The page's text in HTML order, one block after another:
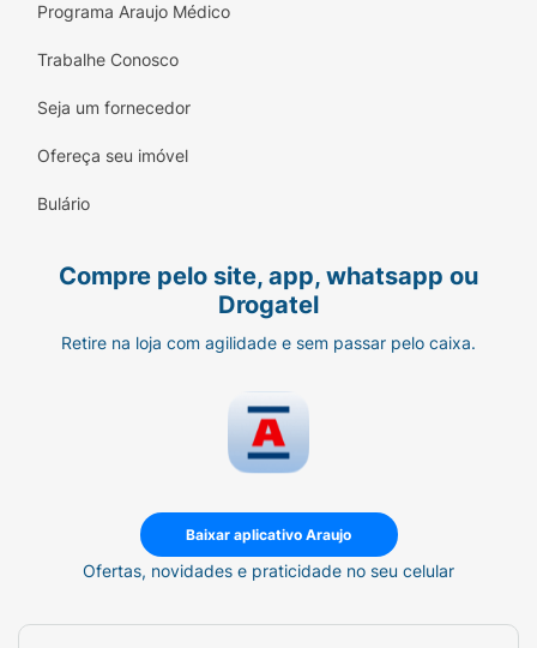
Programa Araujo Médico
Trabalhe Conosco
Seja um fornecedor
Ofereça seu imóvel
Bulário
Compre pelo site, app, whatsapp ou
Drogatel
Retire na loja com agilidade e sem passar pelo caixa.
Baixar aplicativo Araujo
Ofertas, novidades e praticidade no seu celular